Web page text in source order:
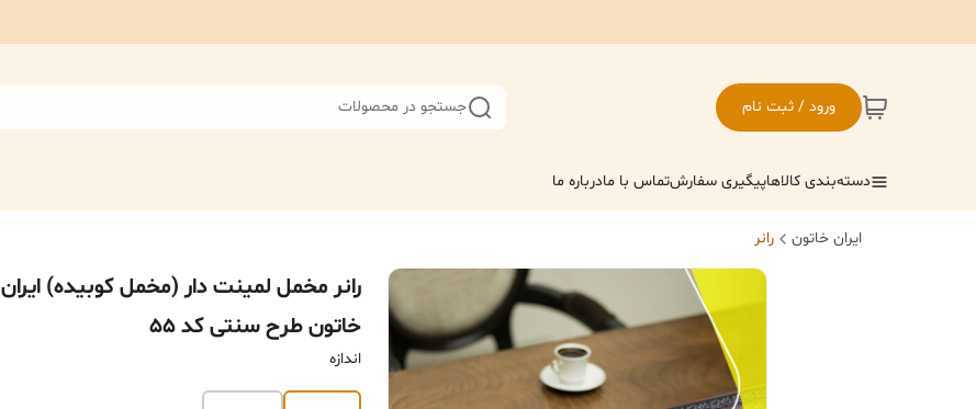
ورود / ثبت نام جستجو در محصولات
دسته‌بندی کالاهاپیگیری سفارشتماس با مادرباره ما
ایران خاتون رانر
رانر مخمل لمینت دار (مخمل کوبیده) ایران
خاتون طرح سنتی کد ۵۵
اندازه